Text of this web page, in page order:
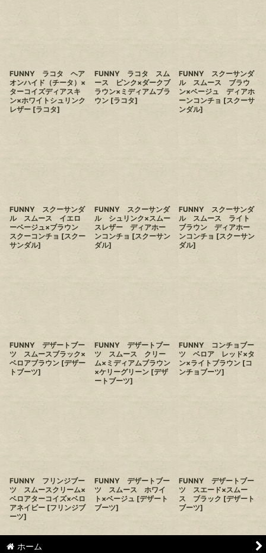
FUNNY ラコタ ヘア
オンハイド（チータ）×
ターコイズディアスキ
ン×ホワイトシュリンク
レザー [ラコタ]
FUNNY ラコタ スム
ース ピンク×ダークブ
ラウン×ミディアムブラ
ウン [ラコタ]
FUNNY スクーサンダ
ル スムース ブラウ
ン×ベージュ ディアホ
ーンコンチョ [スクーサ
ンダル]
FUNNY スクーサンダ
ル スムース イエロ
ーベージュ×ブラウン
スクーコンチョ [スクー
サンダル]
FUNNY スクーサンダ
ル シュリンク×スムー
スレザー ディアホー
ンコンチョ [スクーサン
ダル]
FUNNY スクーサンダ
ル スムース ライト
ブラウン ディアホー
ンコンチョ [スクーサン
ダル]
FUNNY デザートブー
ツ スムースブラック×
ベロアブラウン [デザー
トブーツ]
FUNNY デザートブー
ツ スムース クリー
ム×ミディアムブラウン
×ケリーグリーン [デザ
ートブーツ]
FUNNY コンチョブー
ツ ベロア レッド×タ
ン×ライトブラウン [コ
ンチョブーツ]
FUNNY フリンジブー
ツ スムースクリーム×
ベロアターコイズ×ベロ
アネイビー [フリンジブ
ーツ]
FUNNY デザートブー
ツ スムース ホワイ
ト×ベージュ [デザート
ブーツ]
FUNNY デザートブー
ツ スエード×スムー
ス ブラック [デザート
ブーツ]
ホーム